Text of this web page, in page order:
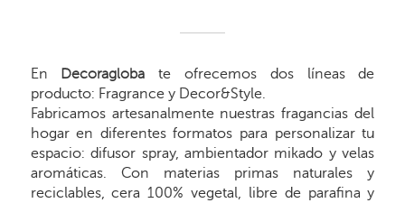
En Decoragloba te ofrecemos dos líneas de
producto: Fragrance y Decor&Style.
Fabricamos artesanalmente nuestras fragancias del
hogar en diferentes formatos para personalizar tu
espacio: difusor spray, ambientador mikado y velas
aromáticas. Con materias primas naturales y
reciclables, cera 100% vegetal, libre de parafina y